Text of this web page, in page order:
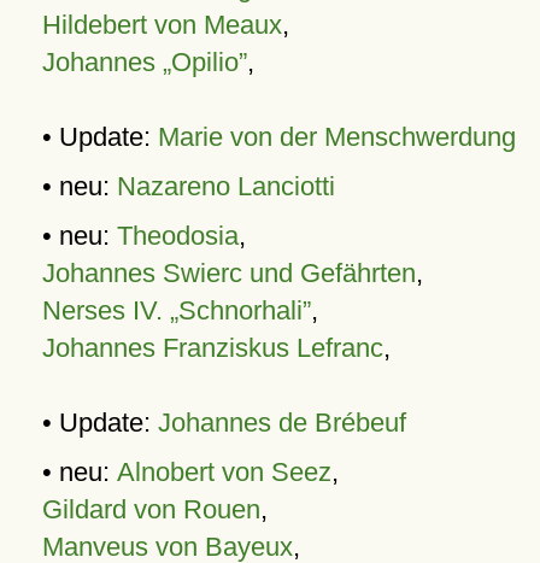
Hildebert von Meaux,
Johannes „Opilio”,
• Update: Marie von der Menschwerdung
• neu: Nazareno Lanciotti
• neu: Theodosia,
Johannes Swierc und Gefährten,
Nerses IV. „Schnorhali”,
Johannes Franziskus Lefranc,
• Update: Johannes de Brébeuf
• neu: Alnobert von Seez,
Gildard von Rouen,
Manveus von Bayeux,